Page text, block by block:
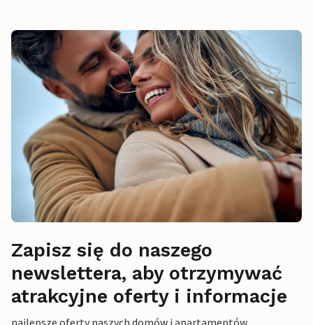
Zapisz się do naszego
newslettera, aby otrzymywać
atrakcyjne oferty i informacje